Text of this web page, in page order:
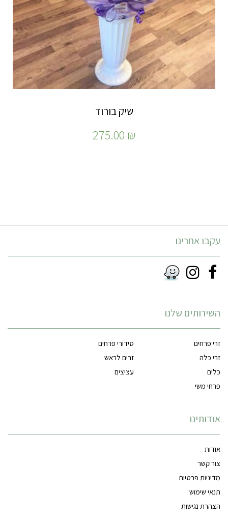
שיק בורוד
275.00 ₪
עקבו אחרינו
השירותים שלנו
זרי פרחים
סידורי פרחים
זרי כלה
זרים לראש
כלים
עציצים
פרחי משי
אודותינו
אודות
צור קשר
מדיניות פרטיות
תנאי שימוש
הצהרת נגישות